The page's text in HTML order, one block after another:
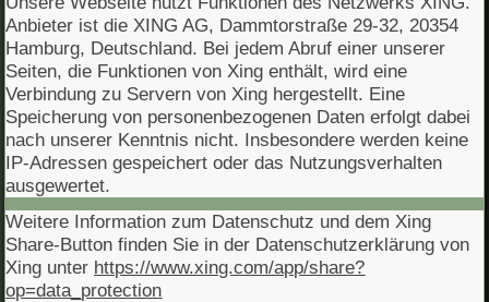
Anbieter ist die XING AG, Dammtorstraße 29-32, 20354
Hamburg, Deutschland. Bei jedem Abruf einer unserer
Seiten, die Funktionen von Xing enthält, wird eine
Verbindung zu Servern von Xing hergestellt. Eine
Speicherung von personenbezogenen Daten erfolgt dabei
nach unserer Kenntnis nicht. Insbesondere werden keine
IP-Adressen gespeichert oder das Nutzungsverhalten
ausgewertet.
Weitere Information zum Datenschutz und dem Xing
Share-Button finden Sie in der Datenschutzerklärung von
Xing unter https://www.xing.com/app/share?
op=data_protection